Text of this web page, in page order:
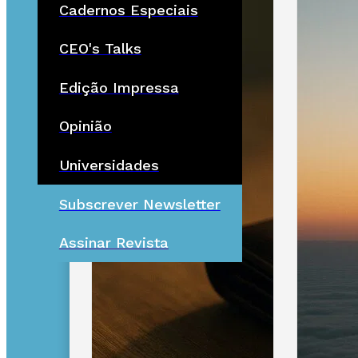
Cadernos Especiais
CEO's Talks
Edição Impressa
Opinião
Universidades
Subscrever Newsletter
Assinar Revista